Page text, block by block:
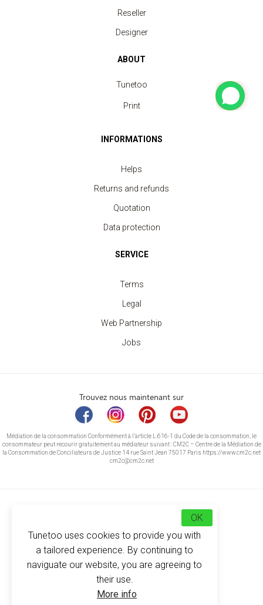
Reseller
Designer
ABOUT
Tunetoo
Print
INFORMATIONS
Helps
Returns and refunds
Quotation
Data protection
SERVICE
Terms
Legal
Web Partnership
Jobs
Trouvez nous maintenant sur
Médiation de la consommation Conformément à l’article L.616-1 du Code de la consommation, le
consommateur peut recourir gratuitement au médiateur suivant : CM2C – Centre de la Médiation de
la Consommation de Conciliateurs de Justice 14 rue Saint Jean 75017 Paris https://www.cm2c.net
cm2c@cm2c.net
© Copyright 2026
Tunetoo uses cookies to provide you with
a tailored experience. By continuing to
naviguate our website, you are agreeing to
their use.
More info
OK